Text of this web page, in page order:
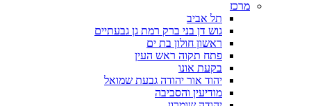
מרכז
תל אביב
גוש דן בני ברק רמת גן גבעתיים
ראשון חולון בת ים
פתח תקוה ראש העין
בקעת אונו
יהוד אור יהודה גבעת שמואל
מודיעין והסביבה